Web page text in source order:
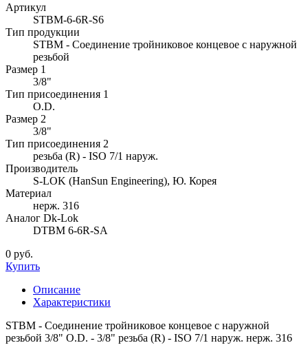
Артикул
STBM-6-6R-S6
Тип продукции
STBM - Соединение тройниковое концевое с наружной
резьбой
Размер 1
3/8"
Тип присоединения 1
O.D.
Размер 2
3/8"
Тип присоединения 2
резьба (R) - ISO 7/1 наруж.
Производитель
S-LOK (HanSun Engineering), Ю. Корея
Материал
нерж. 316
Аналог Dk-Lok
DTBM 6-6R-SA
0 руб.
Купить
Описание
Характеристики
STBM - Соединение тройниковое концевое с наружной
резьбой 3/8" O.D. - 3/8" резьба (R) - ISO 7/1 наруж. нерж. 316